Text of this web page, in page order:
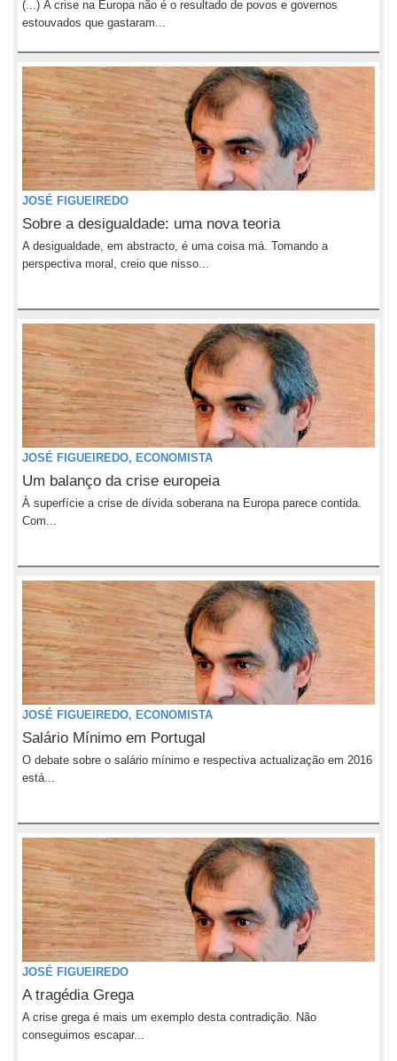
(...) A crise na Europa não é o resultado de povos e governos
estouvados que gastaram...
JOSÉ FIGUEIREDO
Sobre a desigualdade: uma nova teoria
A desigualdade, em abstracto, é uma coisa má. Tomando a
perspectiva moral, creio que nisso...
JOSÉ FIGUEIREDO, ECONOMISTA
Um balanço da crise europeia
À superfície a crise de dívida soberana na Europa parece contida.
Com...
JOSÉ FIGUEIREDO, ECONOMISTA
Salário Mínimo em Portugal
O debate sobre o salário mínimo e respectiva actualização em 2016
está...
JOSÉ FIGUEIREDO
A tragédia Grega
A crise grega é mais um exemplo desta contradição. Não
conseguimos escapar...